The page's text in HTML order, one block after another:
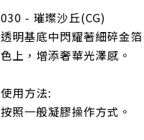
030 - 璀璨沙丘(CG)
透明基底中閃耀著細碎金
色上，增添奢華光澤感。
使用方法:
按照一般凝膠操作方式。